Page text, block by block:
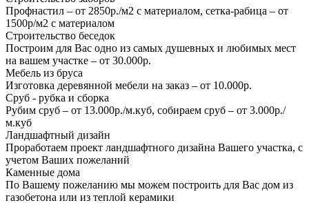
Профнастил – от 2850р./м2 с материалом, сетка-рабица – от
1500р/м2 с материалом
Строительство беседок
Построим для Вас одно из самых душевных и любимых мест
на вашем участке – от 30.000р.
Мебель из бруса
Изготовка деревянной мебели на заказ – от 10.000р.
Сруб - рубка и сборка
Рубим сруб – от 13.000р./м.куб, собираем сруб – от 3.000р./
м.куб
Ландшафтный дизайн
Проработаем проект ландшафтного дизайна Вашего участка, с
учетом Ваших пожеланий
Каменные дома
По Вашему пожеланию мы можем построить для Вас дом из
газобетона или из теплой керамики